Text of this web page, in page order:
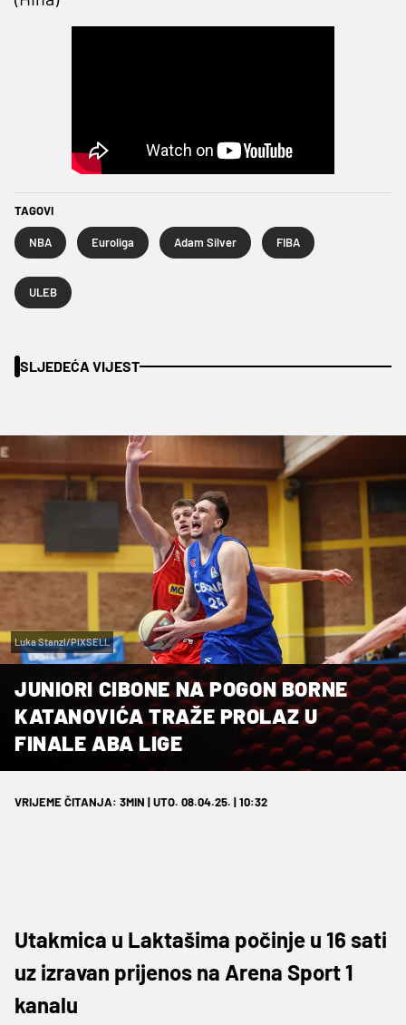
TAGOVI
NBA Euroliga Adam Silver FIBA
ULEB
SLJEDEĆA VIJEST
Luka Stanzl/PIXSELL
JUNIORI CIBONE NA POGON BORNE
KATANOVIĆA TRAŽE PROLAZ U
FINALE ABA LIGE
VRIJEME ČITANJA: 3MIN | UTO. 08.04.25. | 10:32
Utakmica u Laktašima počinje u 16 sati
uz izravan prijenos na Arena Sport 1
kanalu